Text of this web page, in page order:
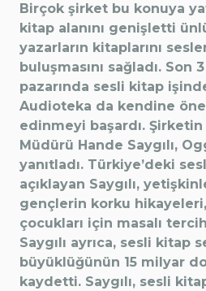
Birçok şirket bu konuya
kitap alanını genişletti
yazarların kitaplarını
buluşmasını sağladı. Son
pazarında sesli kitap
Audioteka da kendine
edinmeyi başardı.
Müdürü Hande Saygılı,
yanıtladı. Türkiye’deki
açıklayan Saygılı,
gençlerin korku
çocukları için masalı
Saygılı ayrıca, sesli kitap
büyüklüğünün 15 milyar
kaydetti. Saygılı, sesli